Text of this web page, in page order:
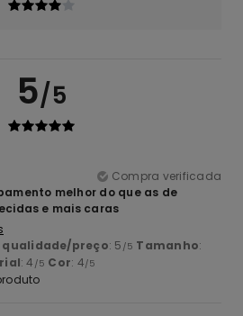
5/5
Compra verificada
melhor do que as de
e mais caras
qualidade/preço: 5 /5 Tamanho:
: 4 /5 Cor: 4/5